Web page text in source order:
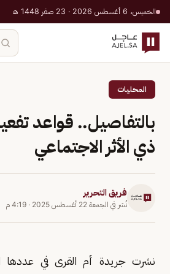
الخميس، 6 أغسطس 2026 · 23 صفر 1448 هـ
المحليات
بالتفاصيل.. قواعد
ذي الأثر الاجتماعي
فريق التحرير
نُشر في الجمعة 22 أغسطس 2025 · 4:19 م
نشرت جريدة أم القرى في عددها